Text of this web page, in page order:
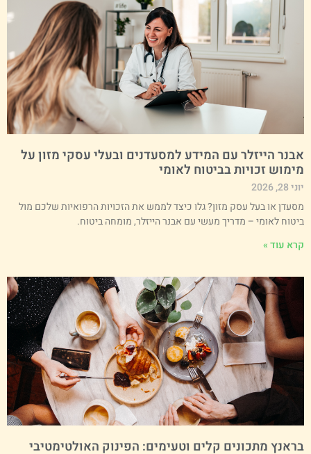
הייזלר עם המידע למסעדנים ובעלי עסקי מזון על
זכויות בביטוח לאומי
28, 2026
או בעל עסק מזון? גלו כיצד לממש את הזכויות הרפואיות שלכם מול
לאומי – מדריך מעשי עם אבנר הייזלר, מומחה ביטוח.
עוד »
מתכונים קלים וטעימים: הפינוק האולטימטיבי